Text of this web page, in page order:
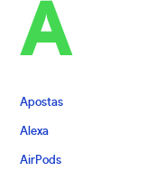
A
Apostas
Alexa
AirPods